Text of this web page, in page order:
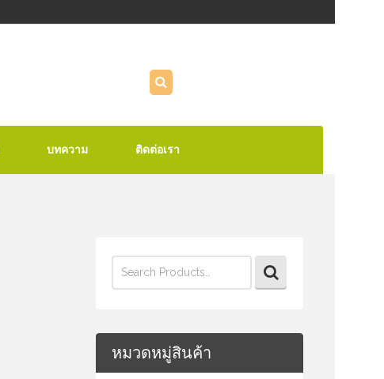
บทความ ติดต่อเรา
for:
หมวดหมู่สินค้า